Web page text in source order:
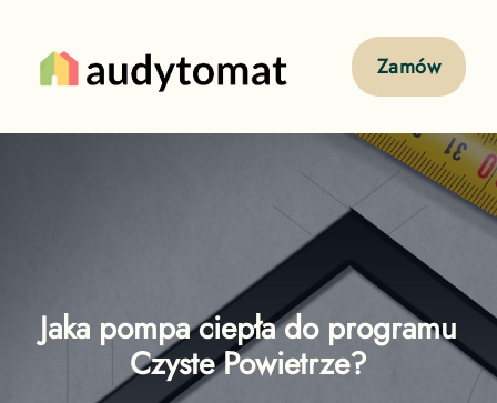
Zamów
Jaka pompa ciepła do programu
Czyste Powietrze?